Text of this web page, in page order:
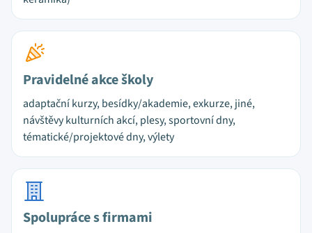
Pravidelné akce školy
adaptační kurzy, besídky/akademie, exkurze, jiné,
návštěvy kulturních akcí, plesy, sportovní dny,
tématické/projektové dny, výlety
Spolupráce s firmami